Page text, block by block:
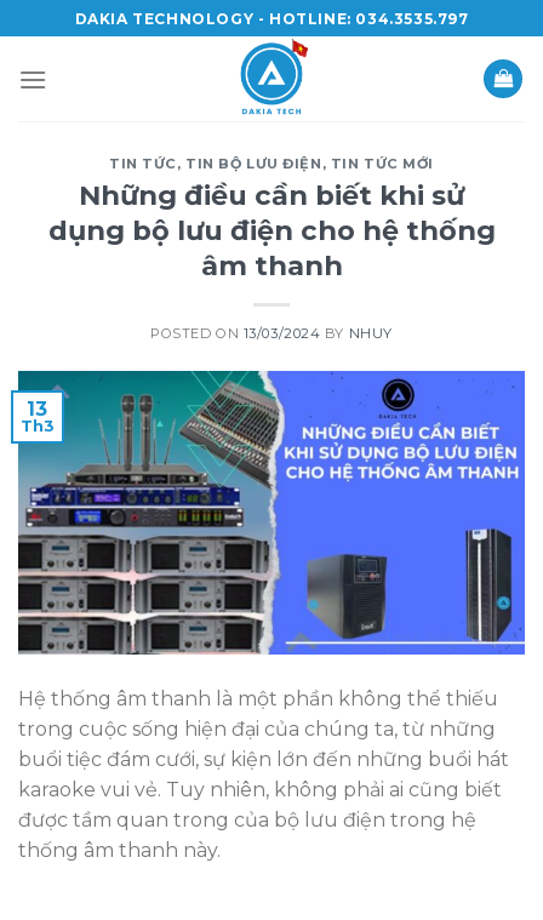
to
content
DAKIA TECHNOLOGY - HOTLINE: 034.3535.797
TIN TỨC , TIN BỘ LƯU ĐIỆN , TIN TỨC MỚI
Những điều cần biết khi sử
dụng bộ lưu điện cho hệ thống
âm thanh
POSTED ON 13/03/2024 BY NHUY
13
Th3
Hệ thống âm thanh là một phần không thể thiếu
trong cuộc sống hiện đại của chúng ta, từ những
buổi tiệc đám cưới, sự kiện lớn đến những buổi hát
karaoke vui vẻ. Tuy nhiên, không phải ai cũng biết
được tầm quan trong của bộ lưu điện trong hệ
thống âm thanh này.